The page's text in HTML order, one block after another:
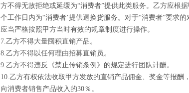
方不得无故拒绝或延缓为“消费者”提供此类服务。乙方应根
个工作日内为“消费者’提供退换货服务。对于“消费者”要求
应当严格按照甲方当时有效的规章制度进行操作。
7.乙方不得大量囤积直销产品。
8.乙方不得以任何理由招募直销员。
9.乙方不得违反《禁止传销条例》的规定进行团队计酬。
10.乙方有权依法收取甲方发放的直销产品佣金、奖金等报酬
向消费者销售产品收入的30％。